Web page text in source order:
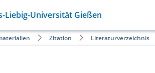
Liebig-Universität Gießen
Zitation Literaturverzeichnis